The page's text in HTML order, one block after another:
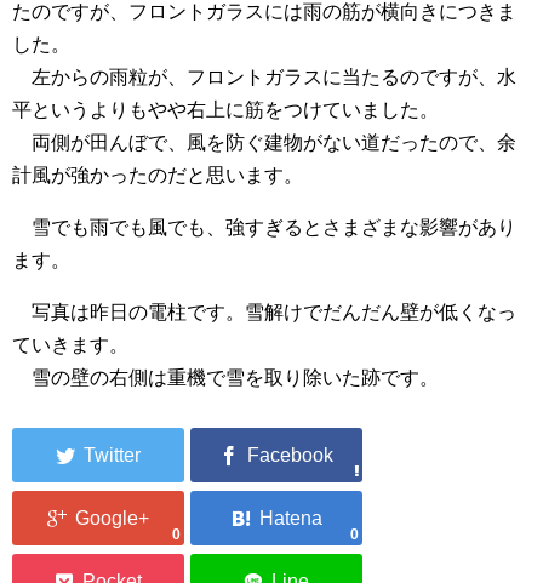
たのですが、フロントガラスには雨の筋が横向きにつきま
した。
左からの雨粒が、フロントガラスに当たるのですが、水
平というよりもやや右上に筋をつけていました。
両側が田んぼで、風を防ぐ建物がない道だったので、余
計風が強かったのだと思います。
雪でも雨でも風でも、強すぎるとさまざまな影響があり
ます。
写真は昨日の電柱です。雪解けでだんだん壁が低くなっ
ていきます。
雪の壁の右側は重機で雪を取り除いた跡です。
0 0